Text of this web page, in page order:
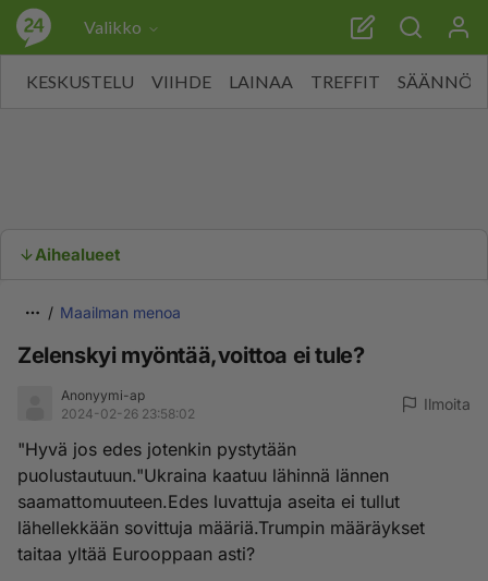
Valikko
KESKUSTELU VIIHDE LAINAA TREFFIT SÄÄNNÖT
Aihealueet
Maailman menoa
Zelenskyi myöntää,voittoa ei tule?
Anonyymi-ap
2024-02-26 23:58:02
Ilmoita
"Hyvä jos edes jotenkin pystytään
puolustautuun."Ukraina kaatuu lähinnä lännen
saamattomuuteen.Edes luvattuja aseita ei tullut
lähellekkään sovittuja määriä.Trumpin määräykset
taitaa yltää Eurooppaan asti?